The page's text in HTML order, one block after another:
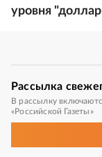
уровня
Рассылка
В рассылку
«Российской Газеты»